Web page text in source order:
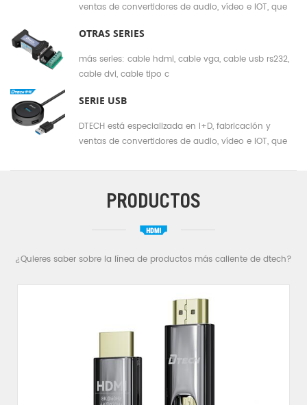
ventas de convertidores de audio, vídeo e IOT, que
ODM y una sólida red de ventas. Negocio principal:
divisor extensor HMDI, cable HDMI, cable de fibra
HDMI, cable USB, cable tipo C, cable serie USB, cable
RS232 RS422 RS485, convertidor industrial, etc.
OTRAS SERIES
más series: cable hdmi, cable vga, cable usb rs232,
cable dvi, cable tipo c
SERIE USB
DTECH está especializada en I+D, fabricación y
ventas de convertidores de audio, vídeo e IOT, que
ODM y una sólida red de ventas. Negocio principal:
HDMI, cable USB, cable tipo C, cable serie USB, cable
PRODUCTOS
¿Quieres saber sobre la línea de productos más caliente de dtech?